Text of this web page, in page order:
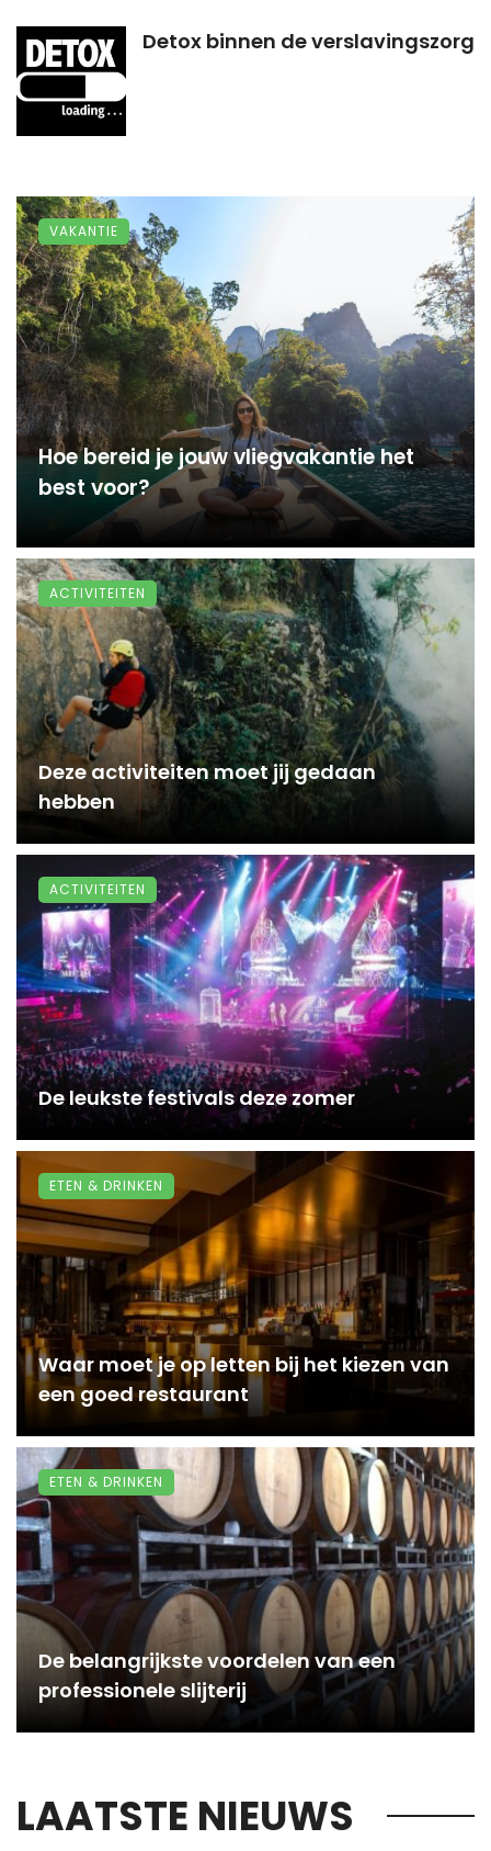
Detox binnen de verslavingszorg
Hoe bereid je jouw vliegvakantie het
best voor?
VAKANTIE
Deze activiteiten moet jij gedaan
hebben
ACTIVITEITEN
De leukste festivals deze zomer
ACTIVITEITEN
Waar moet je op letten bij het kiezen van
een goed restaurant
ETEN & DRINKEN
De belangrijkste voordelen van een
professionele slijterij
ETEN & DRINKEN
LAATSTE NIEUWS